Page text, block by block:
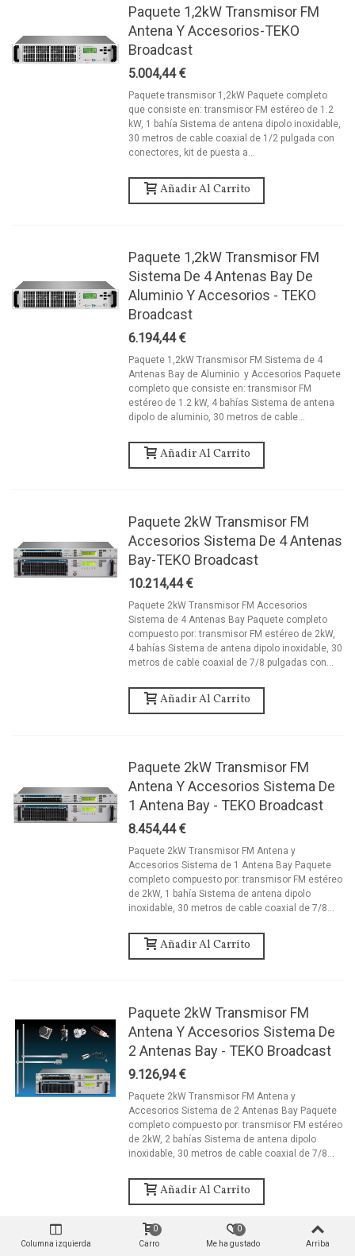
Paquete 1,2kW Transmisor FM
Antena Y Accesorios-TEKO
Broadcast
5.004,44 €
Paquete transmisor 1,2kW Paquete completo
que consiste en: transmisor FM estéreo de 1.2
kW, 1 bahía Sistema de antena dipolo inoxidable,
30 metros de cable coaxial de 1/2 pulgada con
conectores, kit de puesta a...
Añadir Al Carrito
Paquete 1,2kW Transmisor FM
Sistema De 4 Antenas Bay De
Aluminio Y Accesorios - TEKO
Broadcast
6.194,44 €
Paquete 1,2kW Transmisor FM Sistema de 4
Antenas Bay de Aluminio y Accesorios Paquete
completo que consiste en: transmisor FM
estéreo de 1.2 kW, 4 bahías Sistema de antena
dipolo de aluminio, 30 metros de cable...
Añadir Al Carrito
Paquete 2kW Transmisor FM
Accesorios Sistema De 4 Antenas
Bay-TEKO Broadcast
10.214,44 €
Paquete 2kW Transmisor FM Accesorios
Sistema de 4 Antenas Bay Paquete completo
compuesto por: transmisor FM estéreo de 2kW,
4 bahías Sistema de antena dipolo inoxidable, 30
metros de cable coaxial de 7/8 pulgadas con...
Añadir Al Carrito
Paquete 2kW Transmisor FM
Antena Y Accesorios Sistema De
1 Antena Bay - TEKO Broadcast
8.454,44 €
Paquete 2kW Transmisor FM Antena y
Accesorios Sistema de 1 Antena Bay Paquete
completo compuesto por: transmisor FM estéreo
de 2kW, 1 bahía Sistema de antena dipolo
inoxidable, 30 metros de cable coaxial de 7/8...
Añadir Al Carrito
Paquete 2kW Transmisor FM
Antena Y Accesorios Sistema De
2 Antenas Bay - TEKO Broadcast
9.126,94 €
Paquete 2kW Transmisor FM Antena y
Accesorios Sistema de 2 Antenas Bay Paquete
completo compuesto por: transmisor FM estéreo
de 2kW, 2 bahías Sistema de antena dipolo
inoxidable, 30 metros de cable coaxial de 7/8...
Añadir Al Carrito
Columna izquierda Carro
0
Me ha gustado
0
Arriba